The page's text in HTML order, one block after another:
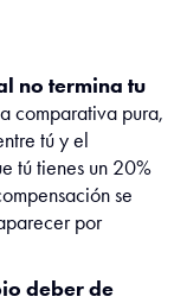
no termina tu
comparativa pura,
tú y el
tú tienes un 20%
se
por
deber de